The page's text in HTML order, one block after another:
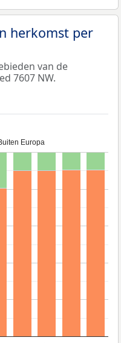
herkomst per
van de
7607 NW.
Europa